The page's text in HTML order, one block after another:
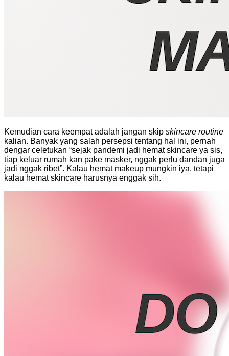
Kemudian cara keempat adalah jangan skip skincare routine
kalian. Banyak yang salah persepsi tentang hal ini, pernah
dengar celetukan “sejak pandemi jadi hemat skincare ya sis,
tiap keluar rumah kan pake masker, nggak perlu dandan juga
jadi nggak ribet”. Kalau hemat makeup mungkin iya, tetapi
kalau hemat skincare harusnya enggak sih.